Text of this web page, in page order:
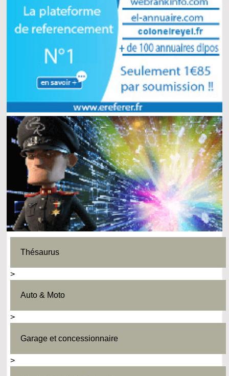
Thésaurus
>
Auto & Moto
>
Garage et concessionnaire
>